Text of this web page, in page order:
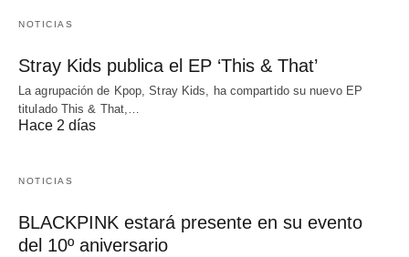
NOTICIAS
Stray Kids publica el EP ‘This & That’
La agrupación de Kpop, Stray Kids, ha compartido su nuevo EP
titulado This & That,…
Hace 2 días
NOTICIAS
BLACKPINK estará presente en su evento
del 10º aniversario